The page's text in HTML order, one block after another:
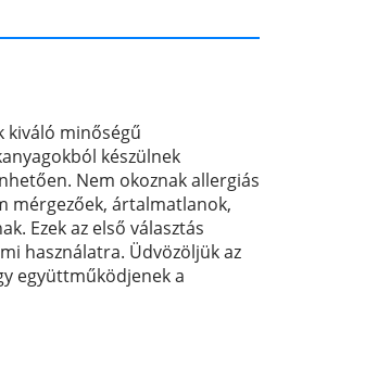
kiváló minőségű
készülnek
Nem okoznak allergiás
mérgezőek, ártalmatlanok,
Ezek az első választás
használatra. Üdvözöljük az
együttműködjenek a